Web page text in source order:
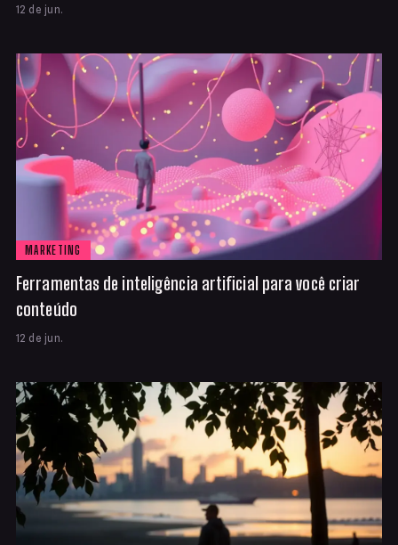
12 de jun.
MARKETING
Ferramentas de inteligência artificial para você criar
conteúdo
12 de jun.